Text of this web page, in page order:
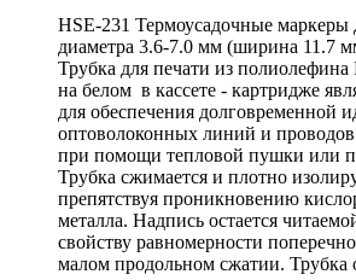
HSE-231 Термоусадочные маркеры
диаметра 3.6-7.0 мм (ширина 11.7
Трубка для печати из
на белом в кассете - картридже
для обеспечения долговременной
оптоволоконных линий и
при помощи тепловой пушки или
Трубка сжимается и плотно
препятствуя проникновению
металла. Надпись остается
свойству равномерности
малом продольном сжатии. Трубка